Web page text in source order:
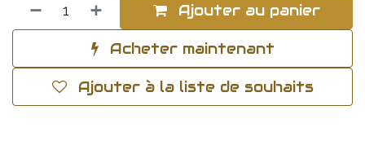
Ajouter au panier
Acheter maintenant
Ajouter à la liste de souhaits